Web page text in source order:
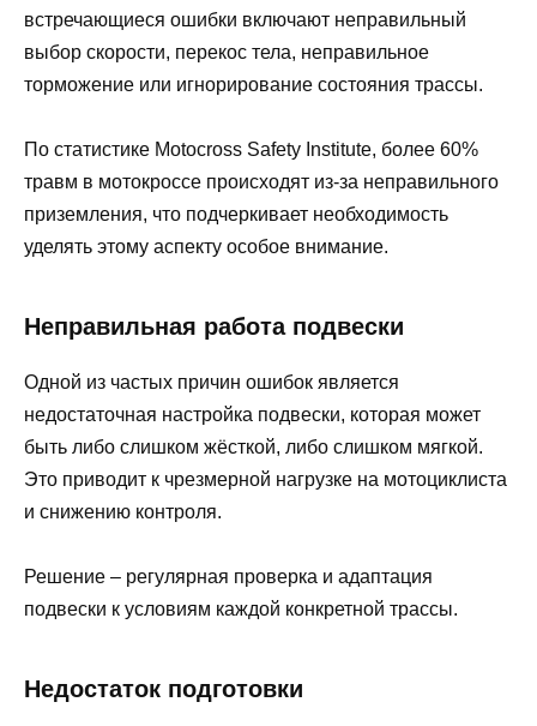
встречающиеся ошибки включают неправильный
выбор скорости, перекос тела, неправильное
торможение или игнорирование состояния трассы.
По статистике Motocross Safety Institute, более 60%
травм в мотокроссе происходят из-за неправильного
приземления, что подчеркивает необходимость
уделять этому аспекту особое внимание.
Неправильная работа подвески
Одной из частых причин ошибок является
недостаточная настройка подвески, которая может
быть либо слишком жёсткой, либо слишком мягкой.
Это приводит к чрезмерной нагрузке на мотоциклиста
и снижению контроля.
Решение – регулярная проверка и адаптация
подвески к условиям каждой конкретной трассы.
Недостаток подготовки